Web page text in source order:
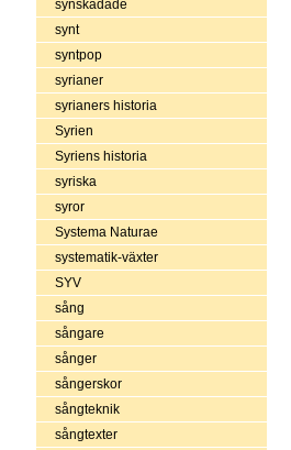
synskadade
synt
syntpop
syrianer
syrianers historia
Syrien
Syriens historia
syriska
syror
Systema Naturae
systematik-växter
SYV
sång
sångare
sånger
sångerskor
sångteknik
sångtexter